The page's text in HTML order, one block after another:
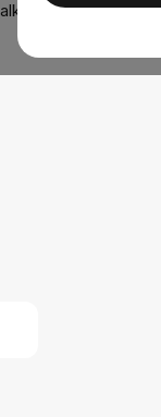
alkoholu a sody
Průměrné